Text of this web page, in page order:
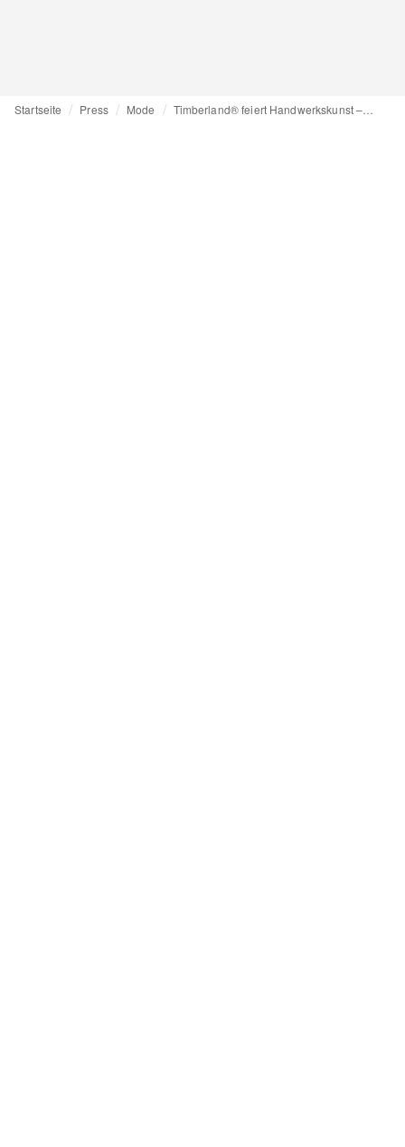
Startseite Press Mode